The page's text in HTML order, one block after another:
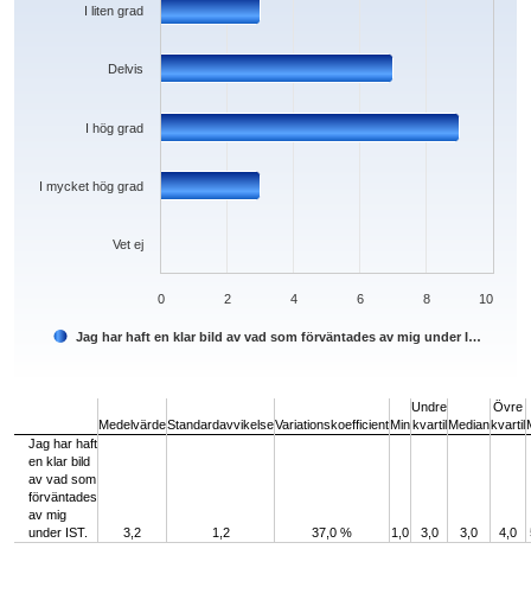
Jag har haft en klar bild av vad som förväntades av mig under I…
Vet ej
I mycket hög grad
I hög grad
Delvis
I liten grad
0 2 4 6 8 10
MedelvärdeStandardavvikelseVariationskoefficientMin
Undre
kvartilMedian
Övre
kvartil
Jag har haft
en klar bild
av vad som
förväntades
av mig
under IST.
3,2 1,2 37,0 % 1,0 3,0 3,0 4,0